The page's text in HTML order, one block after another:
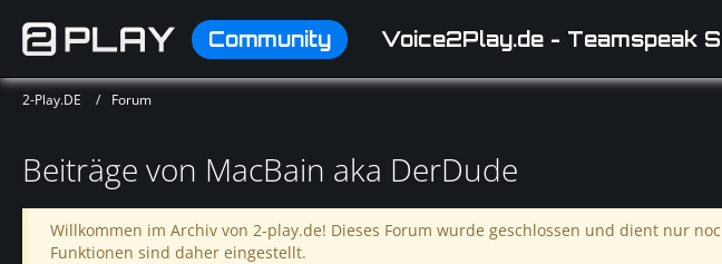
Community Voice2Play.de - Teamspeak
2-Play.DE Forum
Beiträge von MacBain aka DerDude
Willkommen im Archiv von 2-play.de! Dieses Forum wurde geschlossen und dient nur
Funktionen sind daher eingestellt.